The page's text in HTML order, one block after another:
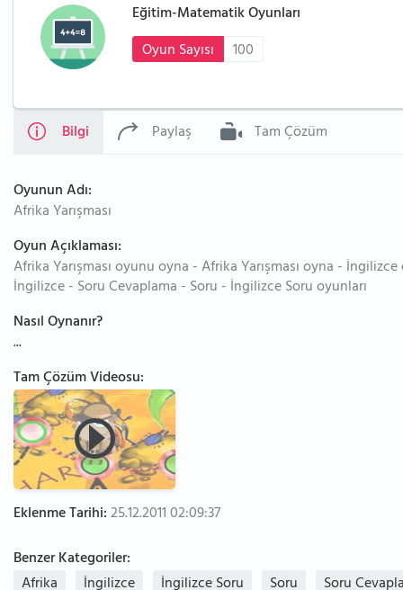
Eğitim-Matematik Oyunları
Oyun Sayısı
100
Bilgi Paylaş Tam Çözüm
Oyunun Adı:
Afrika Yarışması
Oyun Açıklaması:
Afrika Yarışması oyunu oyna - Afrika Yarışması oyna -
İngilizce - Soru Cevaplama - Soru - İngilizce Soru oyunları
Nasıl Oynanır?
...
Tam Çözüm Videosu:
Eklenme Tarihi:25.12.2011 02:09:37
Benzer Kategoriler:
Afrika
İngilizce İngilizce Soru Soru Soru